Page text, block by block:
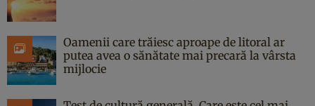
Oamenii care trăiesc aproape de litoral ar
putea avea o sănătate mai precară la vârsta
mijlocie